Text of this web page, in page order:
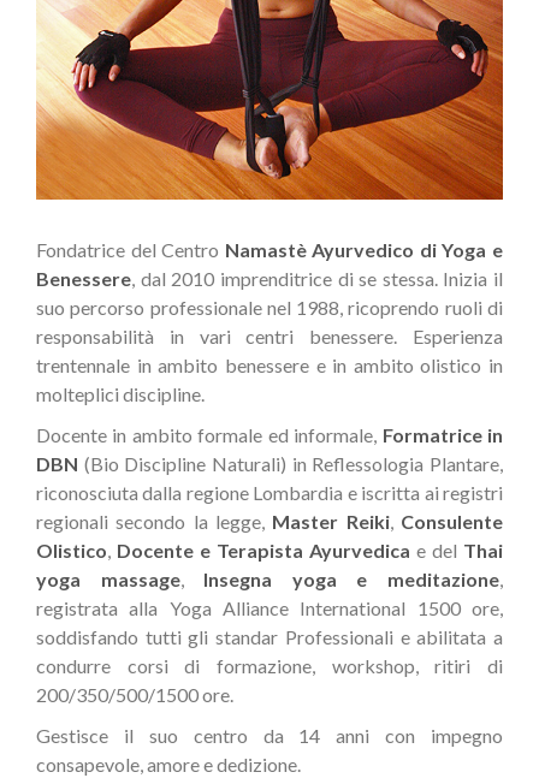
Fondatrice del Centro Namastè Ayurvedico di Yoga e
Benessere, dal 2010 imprenditrice di se stessa. Inizia il
suo percorso professionale nel 1988, ricoprendo ruoli di
responsabilità in vari centri benessere. Esperienza
trentennale in ambito benessere e in ambito olistico in
molteplici discipline.
Docente in ambito formale ed informale, Formatrice in
DBN (Bio Discipline Naturali) in Reflessologia Plantare,
riconosciuta dalla regione Lombardia e iscritta ai registri
regionali secondo la legge, Master Reiki, Consulente
Olistico, Docente e Terapista Ayurvedica e del Thai
yoga massage, Insegna yoga e meditazione,
registrata alla Yoga Alliance International 1500 ore,
soddisfando tutti gli standar Professionali e abilitata a
condurre corsi di formazione, workshop, ritiri di
200/350/500/1500 ore.
Gestisce il suo centro da 14 anni con impegno
consapevole, amore e dedizione.